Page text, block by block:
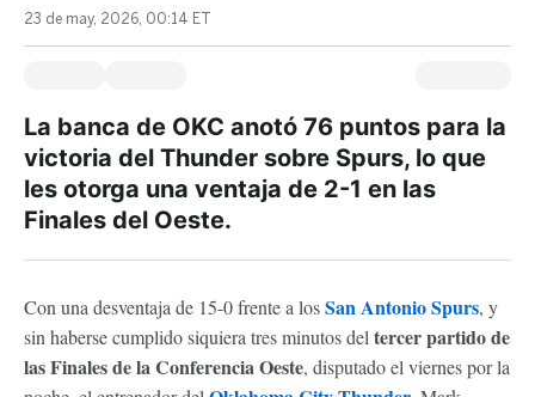
23 de may, 2026, 00:14 ET
La banca de OKC anotó 76 puntos para la
victoria del Thunder sobre Spurs, lo que
les otorga una ventaja de 2-1 en las
Finales del Oeste.
Con una desventaja de 15-0 frente a losSan Antonio Spurs, y
sin haberse cumplido siquiera tres minutos del tercer partido de
las Finales de la Conferencia Oeste, disputado el viernes por la